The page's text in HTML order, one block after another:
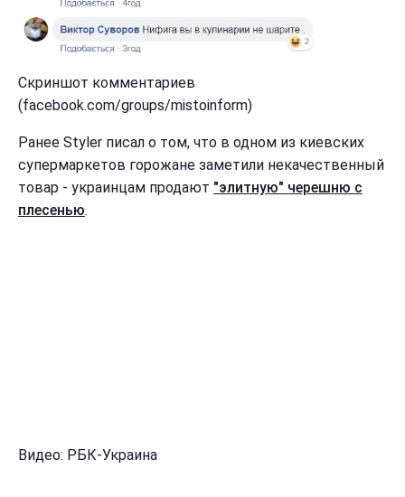
Скриншот комментариев
(facebook.com/groups/mistoinform)
Ранее Styler писал о том, что в одном из киевских
супермаркетов горожане заметили некачественный
товар - украинцам продают "элитную" черешню с
плесенью.
Видео: РБК-Украина